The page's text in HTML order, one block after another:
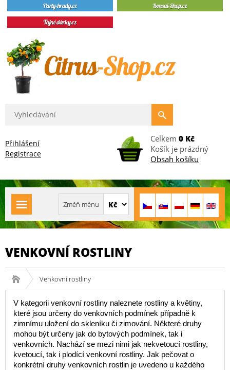
Přihlášení
Registrace
Celkem 0 Kč
Košík je prázdný
Obsah košíku
VENKOVNÍ ROSTLINY
Venkovní rostliny
V kategorii venkovní rostliny naleznete rostliny a květiny,
které jsou určeny do venkovních podmínek případně k
zimnímu uložení do skleníku či zimování. Některé druhy
mohou být určeny jak do bytových podmínek, tak i
venkovních. Nachází se mezi nimi jak nekvetoucí rostliny,
kvetoucí, tak i plodící venkovní rostliny. Jak pečovat o
konkrétní druhy venkovních rostlin je uvedeno u každého